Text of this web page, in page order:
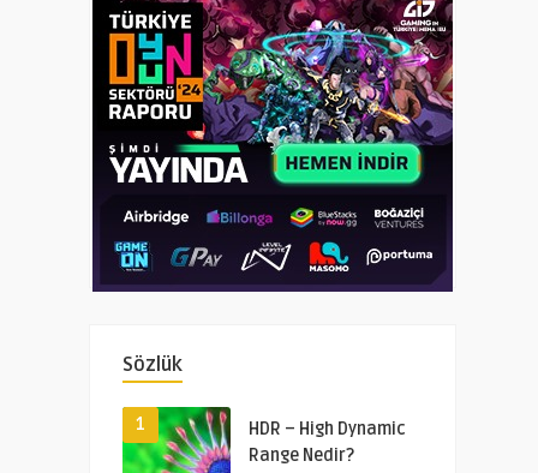
Sözlük
1
HDR – High Dynamic
Range Nedir?